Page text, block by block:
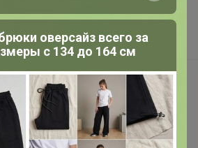
оверсайз всего за
с 134 до 164 см